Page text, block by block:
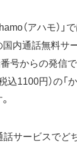
（アハモ）」
内通話無料サ
番号からの発信
込1100円）の「
話サービスでど